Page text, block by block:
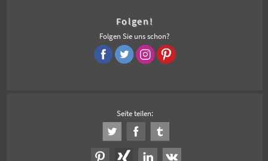
Folgen!
Folgen Sie uns schon?
Seite teilen: